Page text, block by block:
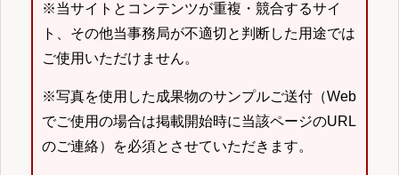
※当サイトとコンテンツが重複・競合するサイ
ト、その他当事務局が不適切と判断した用途では
ご使用いただけません。
※写真を使用した成果物のサンプルご送付（Web
でご使用の場合は掲載開始時に当該ページのURL
のご連絡）を必須とさせていただきます。